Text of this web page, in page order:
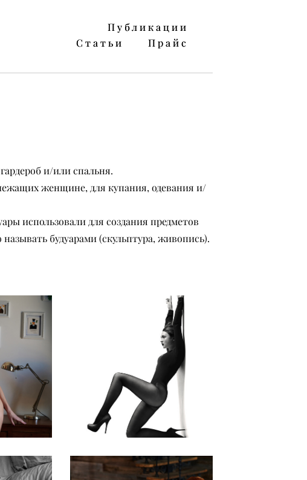
Публикации
Статьи
Прайс
Публикации
Статьи
Прайс
и/или спальня.
женщине, для купания, одевания и/
использовали для создания предметов
будуарами (скульптура, живопись).